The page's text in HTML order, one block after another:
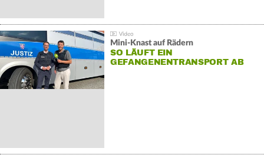
Mini-Knast auf Rädern
SO LÄUFT EIN
GEFANGENENTRANSPORT AB